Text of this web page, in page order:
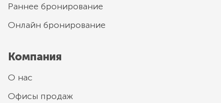
Раннее бронирование
Онлайн бронирование
Компания
О нас
Офисы продаж